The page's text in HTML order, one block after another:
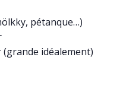
pétanque…)
(grande idéalement)